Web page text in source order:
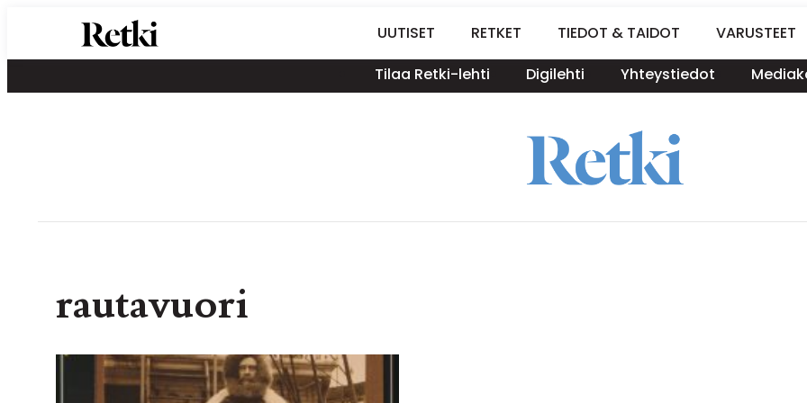
sisältöön
Retki-lehti
Retkeily,
vaellus,
UUTISET RETKET TIEDOT & TAIDOT VARUSTEET
Tilaa Retki-lehti
Digilehti Yhteystiedot
rautavuori